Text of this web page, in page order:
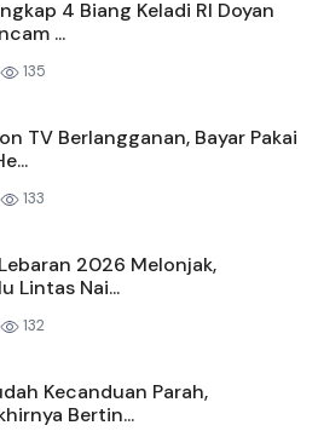
4 Biang Keladi RI Doyan
...
135
TV Berlangganan, Bayar Pakai
133
2026 Melonjak,
Lintas Nai...
132
Kecanduan Parah,
Bertin...